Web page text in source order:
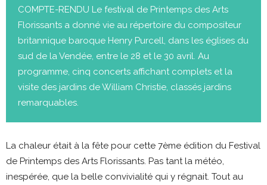
COMPTE-RENDU Le festival de Printemps des Arts
Florissants a donné vie au répertoire du compositeur
britannique baroque Henry Purcell, dans les églises du
sud de la Vendée, entre le 28 et le 30 avril. Au
programme, cinq concerts affichant complets et la
visite des jardins de William Christie, classés jardins
remarquables.
La chaleur était à la fête pour cette 7ème édition du Festival
de Printemps des Arts Florissants. Pas tant la météo,
inespérée, que la belle convivialité qui y régnait. Tout au